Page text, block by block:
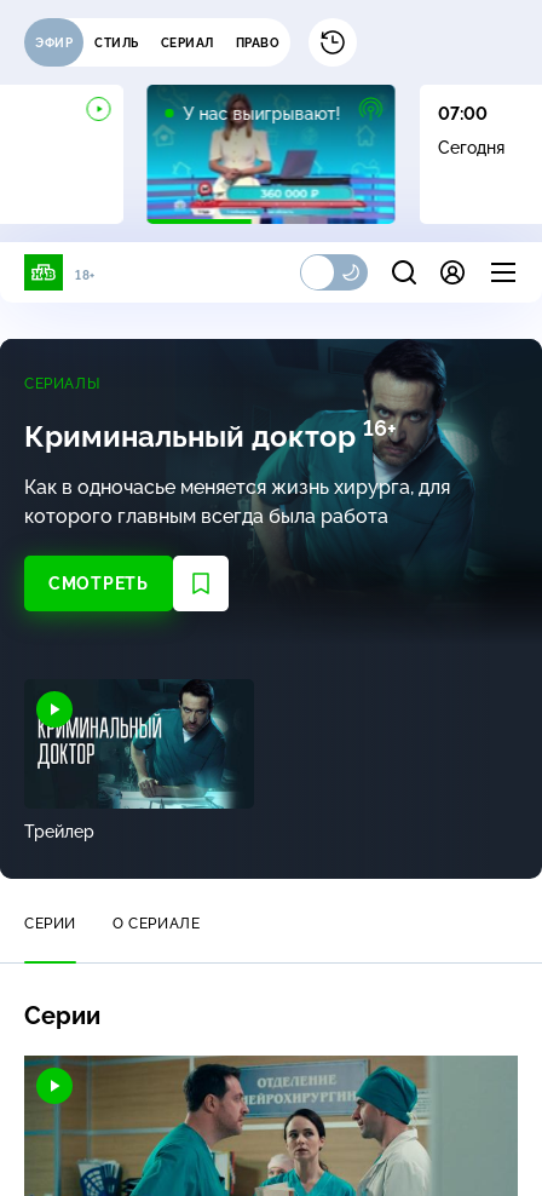
ЭФИР СТИЛЬ СЕРИАЛ ПРАВО
У нас выигрывают!
12+
07:00
Сегодня
18+
СЕРИАЛЫ
Криминальный доктор 16+
Как в одночасье меняется жизнь хирурга, для
которого главным всегда была работа
СМОТРЕТЬ
Трейлер
СЕРИИ О СЕРИАЛЕ
Серии